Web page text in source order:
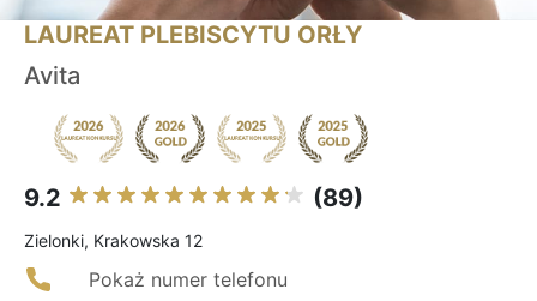
LAUREAT PLEBISCYTU ORŁY
Avita
9.2 (89)
Zielonki, Krakowska 12
Pokaż numer telefonu